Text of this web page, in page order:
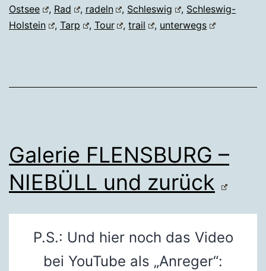
Ostsee
, Rad , radeln , Schleswig , Schleswig-
Holstein
, Tarp , Tour ,trail , unterwegs
Galerie FLENSBURG –
NIEBÜLL und zurück
P.S.: Und hier noch das Video
bei YouTube als „Anreger“: